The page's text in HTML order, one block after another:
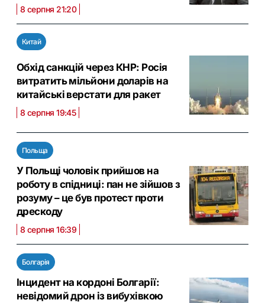
8 серпня 21:20
Китай
Обхід санкцій через КНР: Росія
витратить мільйони доларів на
китайські верстати для ракет
8 серпня 19:45
Польща
У Польщі чоловік прийшов на
роботу в спідниці: пан не зійшов з
розуму – це був протест проти
дрескоду
8 серпня 16:39
Болгарія
Інцидент на кордоні Болгарії:
невідомий дрон із вибухівкою